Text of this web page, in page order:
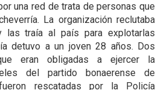
una red de trata de personas que
La organización reclutaba
las traía al país para explotarlas
detuvo a un joven 28 años. Dos
eran obligadas a ejercer la
del partido bonaerense de
rescatadas por la Policía